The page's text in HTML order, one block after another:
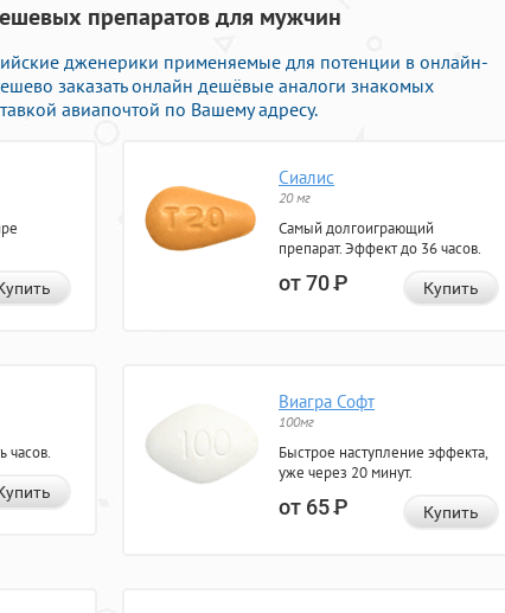
препаратов для мужчин
дженерики применяемые для потенции в онлайн-
заказать онлайн дешёвые аналоги знакомых
авиапочтой по Вашему адресу.
Сиалис
20 мг
Самый долгоиграющий
препарат. Эффект до 36 часов.
от 70Р Купить
часов.
Виагра Софт
100мг
Быстрое наступление эффекта,
уже через 20 минут.
от 65Р Купить